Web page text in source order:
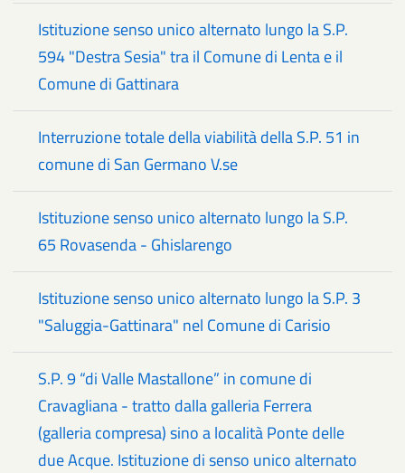
Istituzione senso unico alternato lungo la S.P.
594 "Destra Sesia" tra il Comune di Lenta e il
Comune di Gattinara
Interruzione totale della viabilità della S.P. 51 in
comune di San Germano V.se
Istituzione senso unico alternato lungo la S.P.
65 Rovasenda - Ghislarengo
Istituzione senso unico alternato lungo la S.P. 3
"Saluggia-Gattinara" nel Comune di Carisio
S.P. 9 “di Valle Mastallone” in comune di
Cravagliana - tratto dalla galleria Ferrera
(galleria compresa) sino a località Ponte delle
due Acque. Istituzione di senso unico alternato